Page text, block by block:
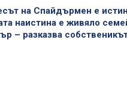
на Спайдърмен е
наистина е живяло
– разказва